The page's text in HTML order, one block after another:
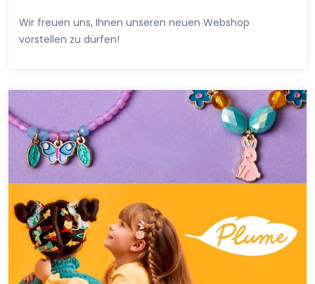
Wir freuen uns, Ihnen unseren neuen Webshop
vorstellen zu dürfen!